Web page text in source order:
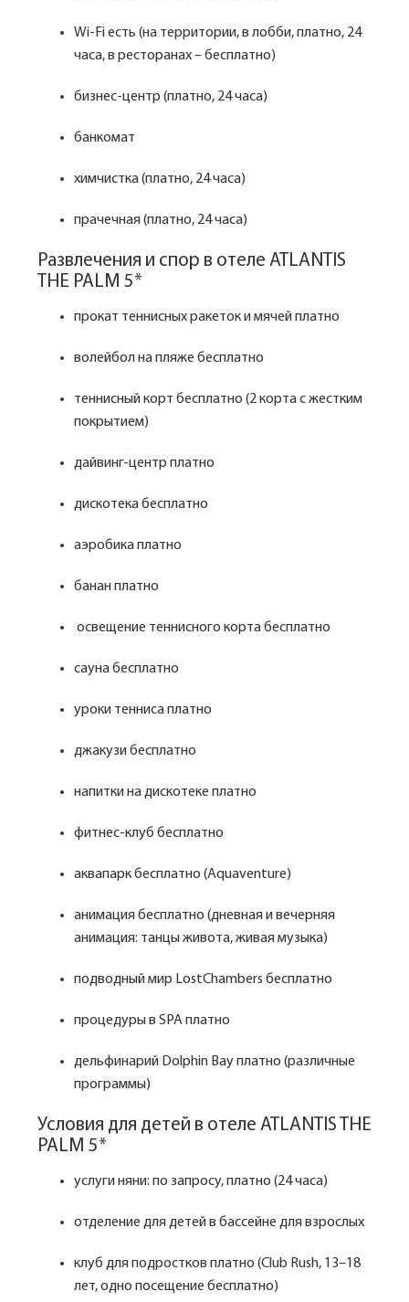
Wi-Fi есть (на территории, в лобби, платно, 24
часа, в ресторанах – бесплатно)
бизнес-центр (платно, 24 часа)
банкомат
химчистка (платно, 24 часа)
прачечная (платно, 24 часа)
Развлечения и спор в отеле ATLANTIS
THE PALM 5*
прокат теннисных ракеток и мячей платно
волейбол на пляже бесплатно
теннисный корт бесплатно (2 корта с жестким
покрытием)
дайвинг-центр платно
дискотека бесплатно
аэробика платно
банан платно
освещение теннисного корта бесплатно
сауна бесплатно
уроки тенниса платно
джакузи бесплатно
напитки на дискотеке платно
фитнес-клуб бесплатно
аквапарк бесплатно (Aquaventure)
анимация бесплатно (дневная и вечерняя
анимация: танцы живота, живая музыка)
подводный мир LostChambers бесплатно
процедуры в SPA платно
дельфинарий Dolphin Bay платно (различные
программы)
Условия для детей в отеле ATLANTIS THE
PALM 5*
услуги няни: по запросу, платно (24 часа)
отделение для детей в бассейне для взрослых
клуб для подростков платно (Club Rush, 13–18
лет, одно посещение бесплатно)